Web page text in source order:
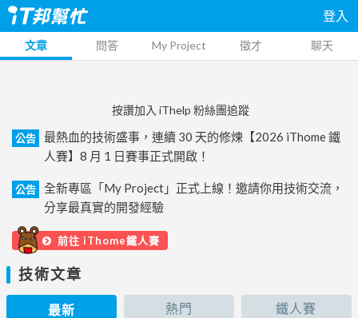
登入
文章 問答 My Project 徵才 聊天
按讚加入 iThelp 粉絲團追蹤
公告
最熱血的技術盛事，連續 30 天的修煉【2026 iThome 鐵
人賽】8 月 1 日賽事正式開啟！
公告
全新專區「My Project」正式上線！邀請你用技術交流，
分享最真實的開發經驗
前往 iThome鐵人賽
技術文章
最新 熱門 鐵人賽